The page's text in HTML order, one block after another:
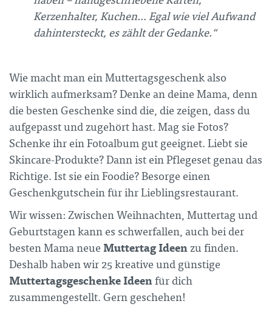
Kerzenhalter, Kuchen… Egal wie viel Aufwand
dahintersteckt, es zählt der Gedanke.“
Wie macht man ein Muttertagsgeschenk also
wirklich aufmerksam? Denke an deine Mama, denn
die besten Geschenke sind die, die zeigen, dass du
aufgepasst und zugehört hast. Mag sie Fotos?
Schenke ihr ein Fotoalbum gut geeignet. Liebt sie
Skincare-Produkte? Dann ist ein Pflegeset genau das
Richtige. Ist sie ein Foodie? Besorge einen
Geschenkgutschein für ihr Lieblingsrestaurant.
Wir wissen: Zwischen Weihnachten, Muttertag und
Geburtstagen kann es schwerfallen, auch bei der
besten Mama neue Muttertag Ideen zu finden.
Deshalb haben wir 25 kreative und günstige
Muttertagsgeschenke Ideenfür dich
zusammengestellt. Gern geschehen!